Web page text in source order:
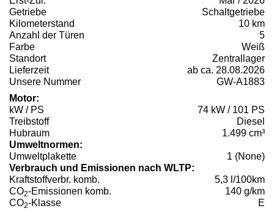
Getriebe
Schaltgetriebe
Kilometerstand
10 km
Anzahl der Türen
5
Farbe
Weiß
Standort
Zentrallager
Lieferzeit
ab ca. 28.08.2026
Unsere Nummer
GW-A1883
Motor:
kW / PS
74 kW / 101 PS
Treibstoff
Diesel
Hubraum
1.499 cm³
Umweltnormen:
Umweltplakette
1 (None)
Verbrauch und Emissionen nach WLTP:
Kraftstoffverbr. komb.
5,3 l/100km
CO2-Emissionen komb.
140 g/km
CO2-Klasse E